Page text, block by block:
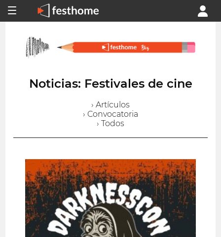
Noticias: Festivales de cine
› Artículos
› Convocatoria
› Todos